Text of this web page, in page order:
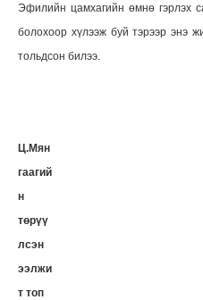
Эфилийн цамхагийн өмнө гэрлэх
болохоор хүлээж буй тэрээр энэ
тольдсон билээ.
Ц.Мян
гаагий
н
төрүү
лсэн
ээлжи
т топ